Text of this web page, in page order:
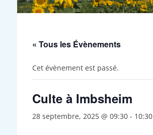
« Tous les Évènements
Cet évènement est passé.
Culte à Imbsheim
28 septembre, 2025 @ 09:30 - 10:30